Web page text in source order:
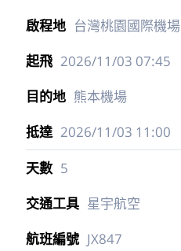
台灣桃園國際機場
2026/11/03 07:45
熊本機場
2026/11/03 11:00
5
星宇航空
JX847